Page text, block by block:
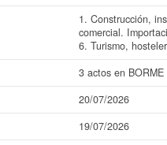
1. Construcción,
comercial.
6. Turismo,
3 actos en BORME
20/07/2026
19/07/2026